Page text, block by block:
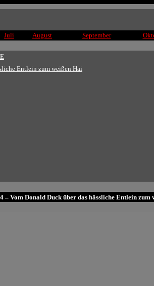
Juli August September
Entlein zum weißen Hai
– Vom Donald Duck über das hässliche Entlein zum